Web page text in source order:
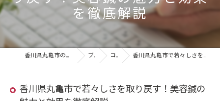
を徹底解説
香川県丸亀市の鍼灸院ならTはりときゅう堂 ブログ コラム 香川県丸亀市で若々しさを取り戻す！美容鍼の魅力と効果を徹底解説
香川県丸亀市で若々しさを取り戻す！美容鍼の